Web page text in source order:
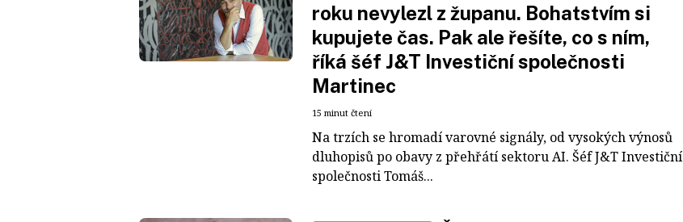
roku nevylezl z županu. Bohatstvím si
kupujete čas. Pak ale řešíte, co s ním,
říká šéf J&T Investiční společnosti
Martinec
15 minut čtení
Na trzích se hromadí varovné signály, od vysokých výnosů
dluhopisů po obavy z přehřátí sektoru AI. Šéf J&T Investiční
společnosti Tomáš...